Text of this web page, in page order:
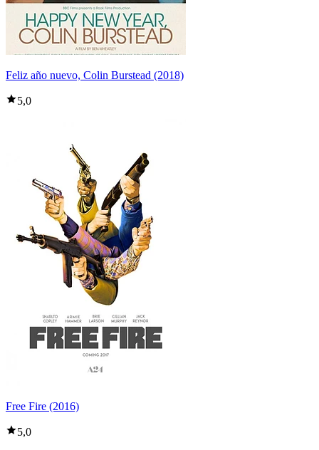
Feliz año nuevo, Colin Burstead (2018)
5,0
Free Fire (2016)
5,0